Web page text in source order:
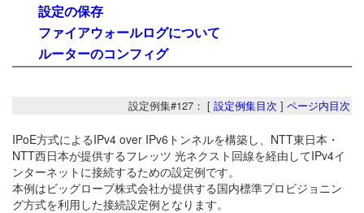
設定の保存
ファイアウォールログについて
ルーターのコンフィグ
設定例集#127： [ 設定例集目次 ] ページ内目次
IPoE方式によるIPv4 over IPv6トンネルを構築し、NTT東日本・
NTT西日本が提供するフレッツ 光ネクスト回線を経由してIPv4イ
ンターネットに接続するための設定例です。
本例はビッグローブ株式会社が提供する国内標準プロビジョニン
グ方式を利用した接続設定例となります。